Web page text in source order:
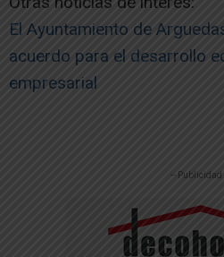
El Ayuntamiento de
acuerdo para el desarrollo
empresarial
-- Publicidad